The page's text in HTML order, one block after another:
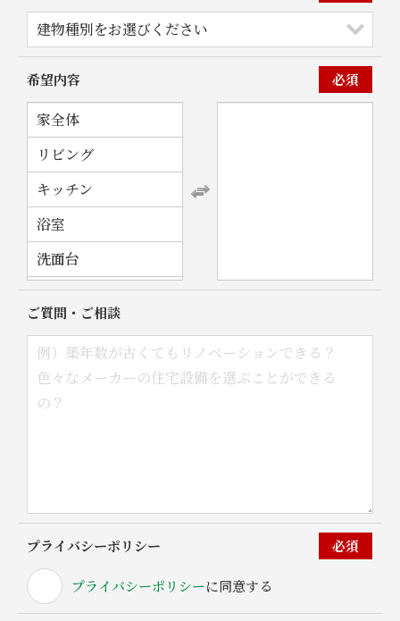
希望内容 必須
家全体
リビング
キッチン
浴室
洗面台
トイレ
外壁
その他
ご質問・ご相談
プライバシーポリシー 必須
プライバシーポリシーに同意する